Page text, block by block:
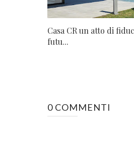
Casa CR un atto di
futu...
0 COMMENTI